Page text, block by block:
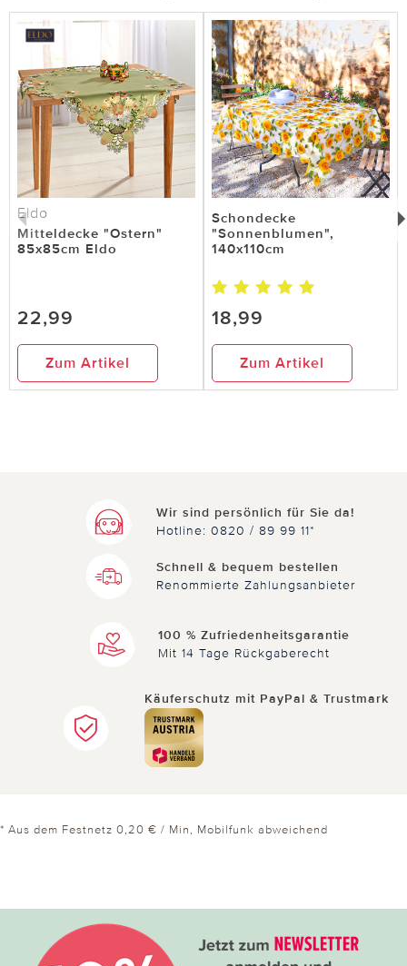
Eldo
Mitteldecke "Ostern"
85x85cm Eldo
22,99
Zum Artikel
Schondecke
"Sonnenblumen",
140x110cm
18,99
Zum Artikel
Wir sind persönlich für Sie da!
Hotline: 0820 / 89 99 11*
Schnell & bequem bestellen
Renommierte Zahlungsanbieter
100 % Zufriedenheitsgarantie
Mit 14 Tage Rückgaberecht
Käuferschutz mit PayPal & Trustmark
* Aus dem Festnetz 0,20 € / Min, Mobilfunk abweichend